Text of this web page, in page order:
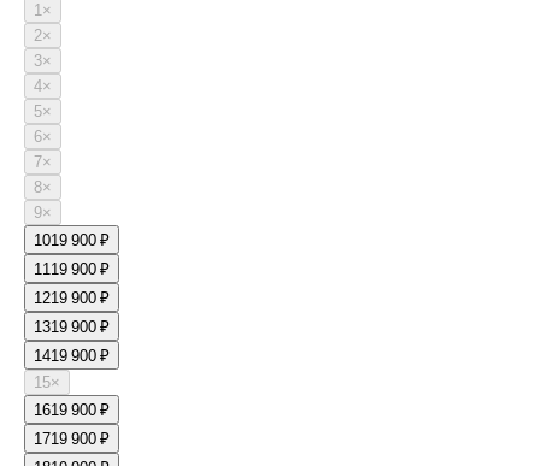
1×
2×
3×
4×
5×
6×
7×
8×
9×
1019 900 ₽
1119 900 ₽
1219 900 ₽
1319 900 ₽
1419 900 ₽
15×
1619 900 ₽
1719 900 ₽